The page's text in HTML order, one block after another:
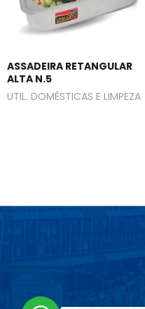
ASSADEIRA RETANGULAR
ALTA N.5
UTIL. DOMÉSTICAS E LIMPEZA